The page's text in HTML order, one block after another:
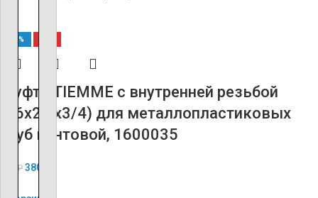
-60%
Муфта TIEMME с внутренней резьбой
(16х2.0х3/4) для металлопластиковых
труб винтовой, 1600035
₽ 380